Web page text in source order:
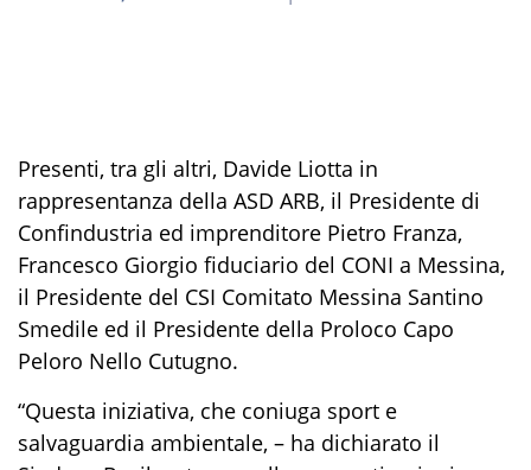
Presenti, tra gli altri, Davide Liotta in
rappresentanza della ASD ARB, il Presidente di
Confindustria ed imprenditore Pietro Franza,
Francesco Giorgio fiduciario del CONI a Messina,
il Presidente del CSI Comitato Messina Santino
Smedile ed il Presidente della Proloco Capo
Peloro Nello Cutugno.
“Questa iniziativa, che coniuga sport e
salvaguardia ambientale, – ha dichiarato il